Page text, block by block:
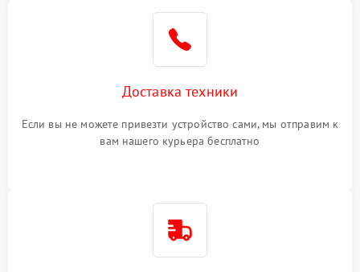
Доставка техники
Если вы не можете привезти устройство сами, мы отправим к
вам нашего курьера бесплатно